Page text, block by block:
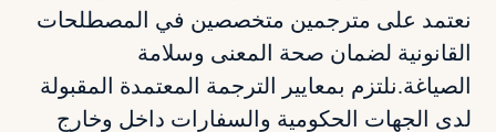
نعتمد على مترجمين متخصصين في المصطلحات
القانونية لضمان صحة المعنى وسلامة
الصياغة.نلتزم بمعايير الترجمة المعتمدة المقبولة
لدى الجهات الحكومية والسفارات داخل وخارج